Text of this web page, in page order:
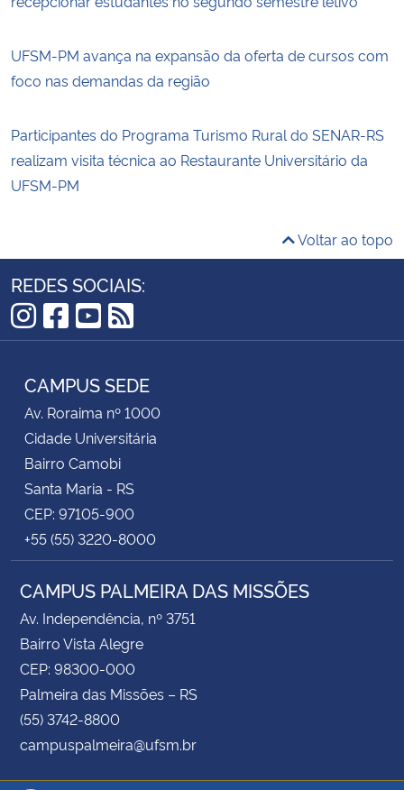
UFSM-PM avança na expansão da oferta de cursos com
foco nas demandas da região
Participantes do Programa Turismo Rural do SENAR-RS
realizam visita técnica ao Restaurante Universitário da
UFSM-PM
Voltar ao topo
REDES SOCIAIS:
Instagram
Facebook
YouTube
RSS
CAMPUS SEDE
Av. Roraima nº 1000
Cidade Universitária
Bairro Camobi
Santa Maria - RS
CEP: 97105-900
+55 (55) 3220-8000
CAMPUS PALMEIRA DAS MISSÕES
Av. Independência, nº 3751
Bairro Vista Alegre
CEP: 98300-000
Palmeira das Missões – RS
(55) 3742-8800
campuspalmeira@ufsm.br